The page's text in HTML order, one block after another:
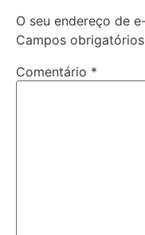
O seu endereço de
Campos
Comentário *